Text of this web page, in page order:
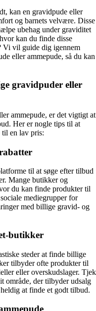
kan en gravidpude eller
og barnets velvære. Disse
ubehag under graviditet
kan du finde disse
Vi vil guide dig igennem
eller ammepude, så du kan
gravidpuder eller
ammepude, er det vigtigt at
Her er nogle tips til at
en lav pris:
til at søge efter tilbud
Mange butikker og
du kan finde produkter til
mediegrupper for
med billige gravid- og
butikker
steder at finde billige
tilbyder ofte produkter til
eller overskudslager. Tjek
område, der tilbyder udsalg
at finde et godt tilbud.